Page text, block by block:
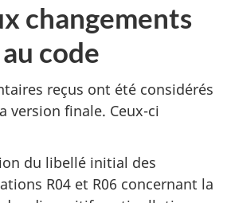
changements
code
reçus ont été considérés
version finale. Ceux-ci
du libellé initial des
R04 et R06 concernant la